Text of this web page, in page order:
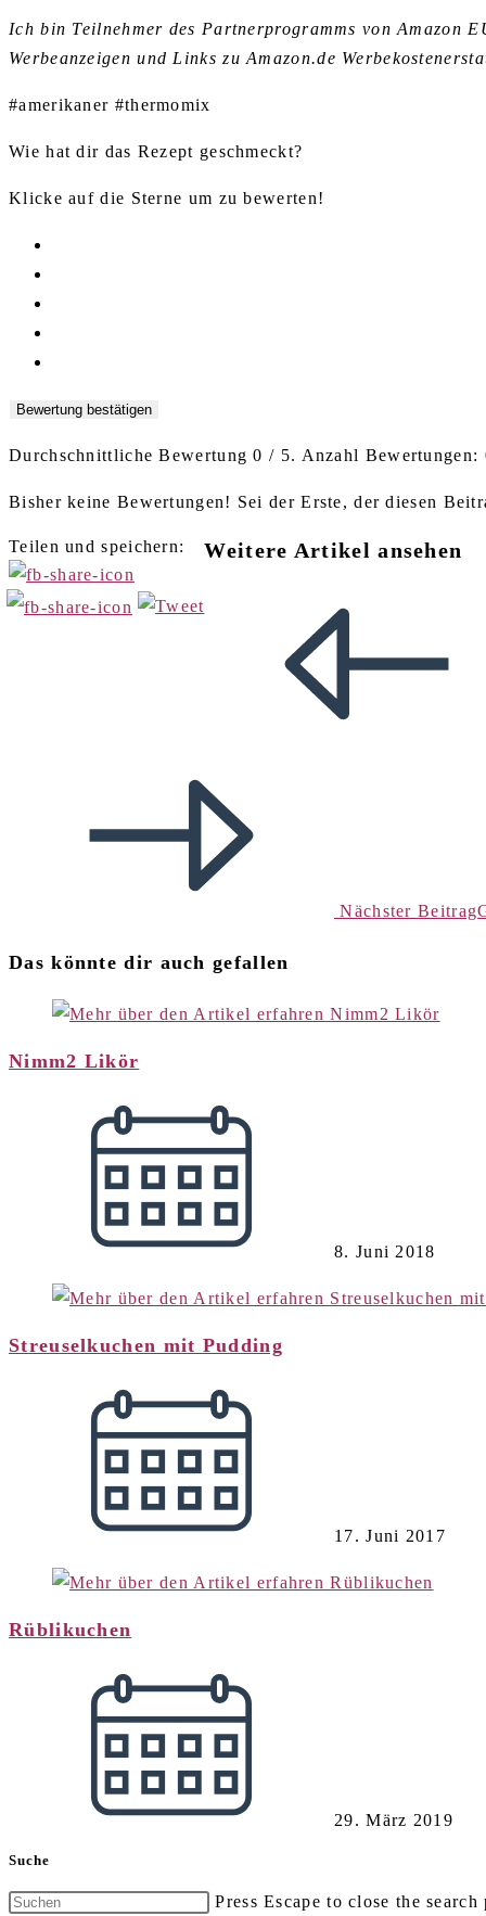
Ich bin Teilnehmer des Partnerprogramms von Amazon
Werbeanzeigen und Links zu Amazon.de
#amerikaner #thermomix
Wie hat dir das Rezept geschmeckt?
Klicke auf die Sterne um zu bewerten!
Bewertung bestätigen
Durchschnittliche Bewertung0 / 5. Anzahl Bewertungen:
Bisher keine Bewertungen! Sei der Erste, der diesen
Teilen und speichern: Weitere Artikel ansehen
Nächster Beitrag
Das könnte dir auch gefallen
Nimm2 Likör
8. Juni 2018
Streuselkuchen mit Pudding
17. Juni 2017
Rüblikuchen
29. März 2019
Suche
Press Escape to close the search